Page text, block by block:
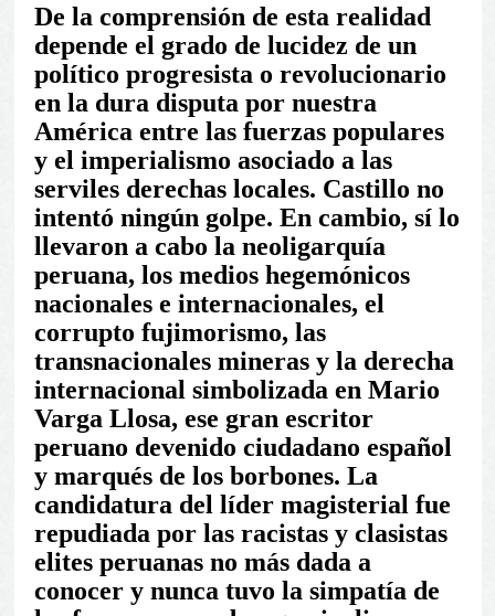
De la comprensión de esta realidad
depende el grado de lucidez de un
político progresista o revolucionario
en la dura disputa por nuestra
América entre las fuerzas populares
y el imperialismo asociado a las
serviles derechas locales. Castillo no
intentó ningún golpe. En cambio, sí lo
llevaron a cabo la neoligarquía
peruana, los medios hegemónicos
nacionales e internacionales, el
corrupto fujimorismo, las
transnacionales mineras y la derecha
internacional simbolizada en Mario
Varga Llosa, ese gran escritor
peruano devenido ciudadano español
y marqués de los borbones. La
candidatura del líder magisterial fue
repudiada por las racistas y clasistas
elites peruanas no más dada a
conocer y nunca tuvo la simpatía de